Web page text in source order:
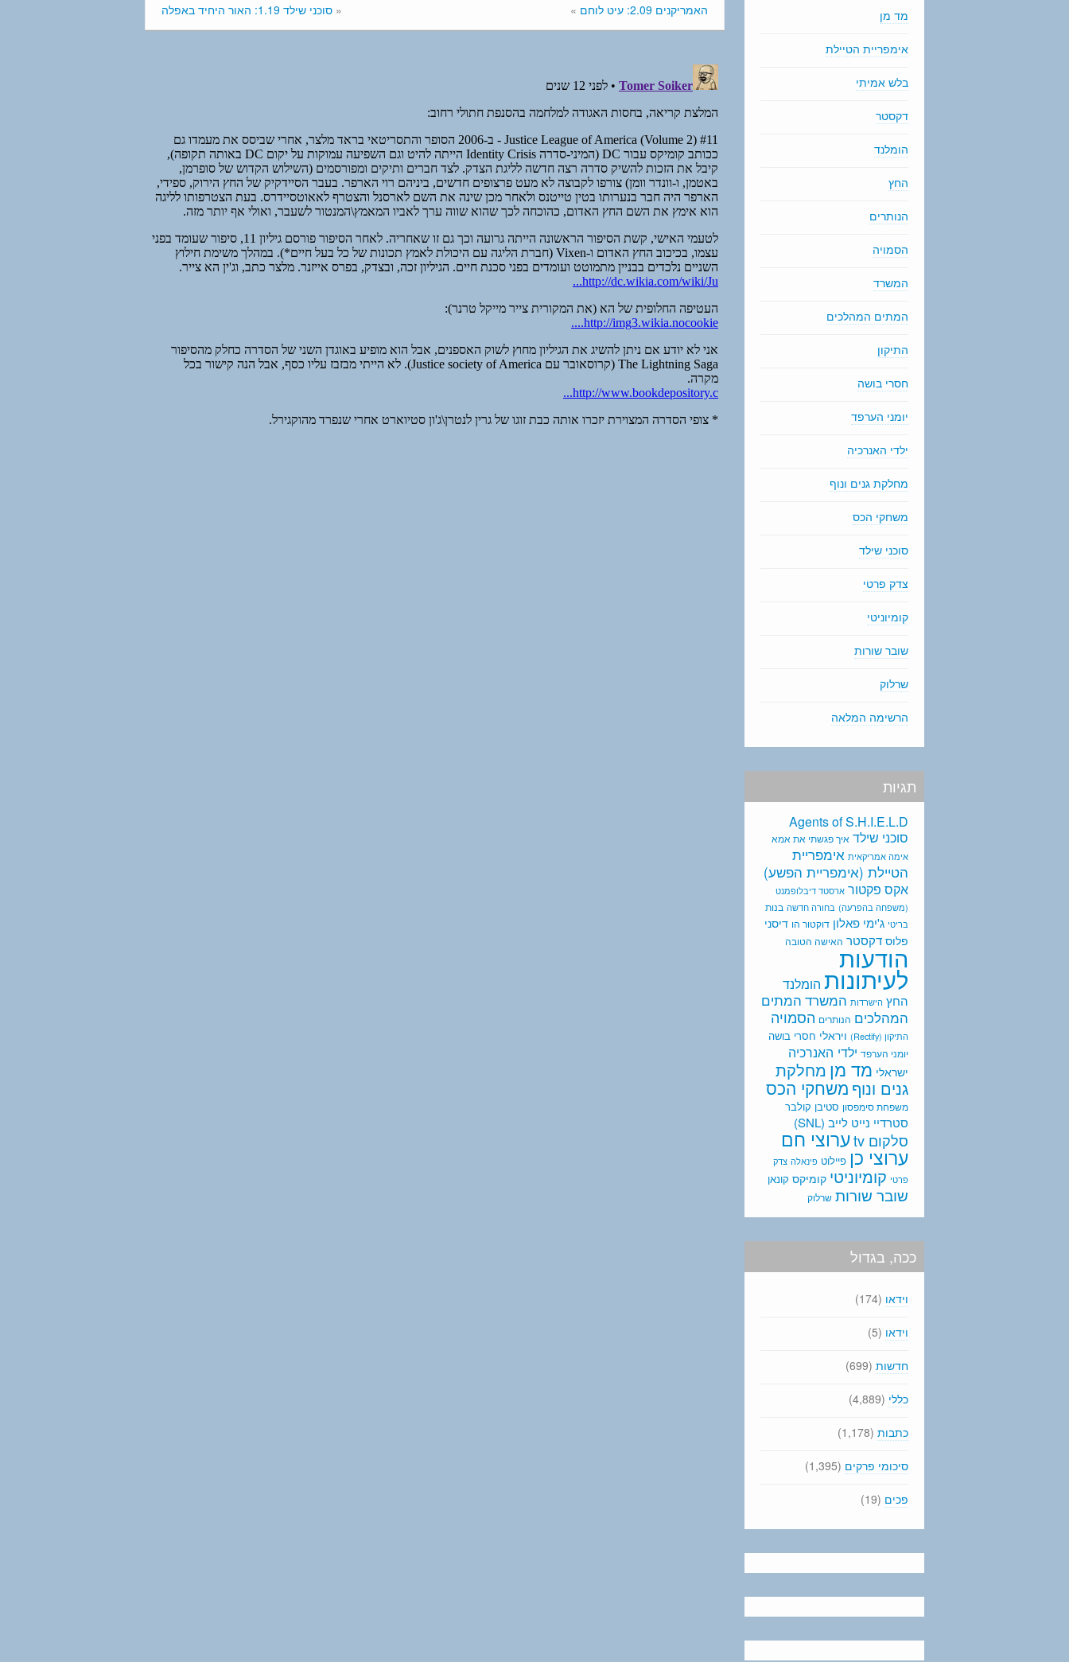
« סוכני שילד 1.19: האור היחיד באפלה האמריקנים 2.09: עיט לוחם » מד מן
אימפריית הטיילת
בלש אמיתי
דקסטר
הומלנד
החץ
הנותרים
הסמויה
המשרד
המתים המהלכים
התיקון
חסרי בושה
יומני הערפד
ילדי האנרכיה
מחלקת גנים ונוף
משחקי הכס
סוכני שילד
צדק פרטי
קומיוניטי
שובר שורות
שרלוק
הרשימה המלאה
תגיות
Agents of S.H.I.E.L.D
סוכני שילד איך פגשתי את אמא
אימה אמריקאית אימפריית
הטיילת (אימפריית הפשע)
אקס פקטור ארסטד דיבלופמנט
(משפחה בהפרעה) בחורה חדשה בנות
בריטי ג'ימי פאלון דוקטור הו דיסני
פלוס דקסטר האישה הטובההודעות
לעיתונות הומלנד
החץ הישרדות המשרד המתים
המהלכים הנותרים הסמויה
התיקון (Rectify) ויראלי חסרי בושה
יומני הערפד ילדי האנרכיה
ישראלי מד מן מחלקת
גנים ונוף משחקי הכס
משפחת סימפסון סטיבן קולבר
סטרדיי נייט לייב (SNL)
סלקום tv ערוצי חם
ערוצי כן פיילוט פינאלה צדק
פרטי קומיוניטי קומיקס קונאן
שובר שורות שרלוק
ככה, בגדול
וידאו (174)
וידאו (5)
חדשות (699)
כללי (4,889)
כתבות (1,178)
סיכומי פרקים (1,395)
פכים (19)